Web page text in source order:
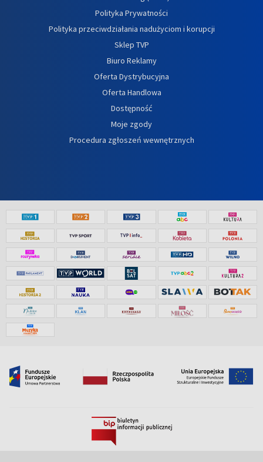
Polityka Prywatności
Polityka przeciwdziałania nadużyciom i korupcji
Sklep TVP
Biuro Reklamy
Oferta Dystrybucyjna
Oferta Handlowa
Dostępność
Moje zgody
Procedura zgłoszeń wewnętrznych